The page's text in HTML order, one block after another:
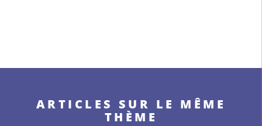
ARTICLES SUR LE MÊME
THÈME